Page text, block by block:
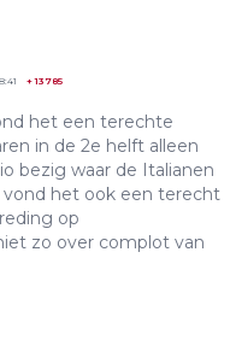
+13785
het een terechte
in de 2e helft alleen
bezig waar de Italianen
vond het ook een terecht
op
zo over complot van